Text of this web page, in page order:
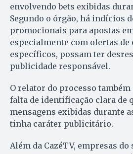
envolvendo bets exibidas
Segundo o órgão, há indícios
promocionais para apostas
especialmente com ofertas de
específicos, possam ter
publicidade responsável.
O relator do processo
falta de identificação clara de
mensagens exibidas durante
tinha caráter publicitário.
Além da CazéTV, empresas do